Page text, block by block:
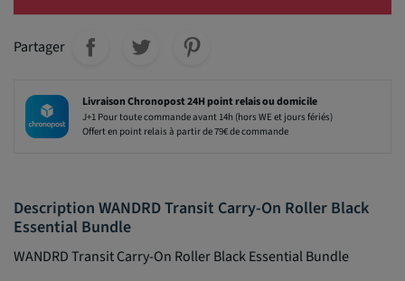
Partager
Livraison Chronopost 24H point relais ou domicile
J+1 Pour toute commande avant 14h (hors WE et jours fériés)
Offert en point relais à partir de 79€ de commande
Description WANDRD Transit Carry-On Roller Black
Essential Bundle
WANDRD Transit Carry-On Roller Black Essential Bundle